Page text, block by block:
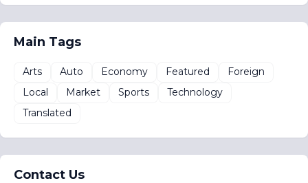
Main Tags
Arts Auto Economy Featured
Foreign
Local
Market Sports
Technology
Translated
Contact Us